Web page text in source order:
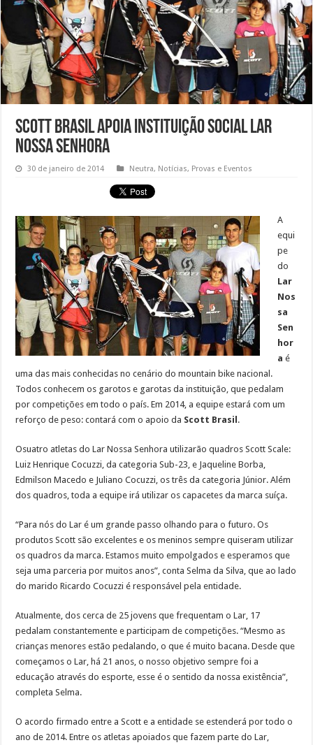
Scott Brasil apoia instituição social Lar
Nossa Senhora
30 de janeiro de 2014 Neutra, Notícias, Provas e Eventos
A
equi
pe
do
Lar
Nos
sa
Sen
hor
a é
uma das mais conhecidas no cenário do mountain bike nacional.
Todos conhecem os garotos e garotas da instituição, que pedalam
por competições em todo o país. Em 2014, a equipe estará com um
reforço de peso: contará com o apoio da Scott Brasil .
Osuatro atletas do Lar Nossa Senhora utilizarão quadros Scott Scale:
Luiz Henrique Cocuzzi, da categoria Sub-23, e Jaqueline Borba,
Edmilson Macedo e Juliano Cocuzzi, os três da categoria Júnior. Além
dos quadros, toda a equipe irá utilizar os capacetes da marca suíça.
“Para nós do Lar é um grande passo olhando para o futuro. Os
produtos Scott são excelentes e os meninos sempre quiseram utilizar
os quadros da marca. Estamos muito empolgados e esperamos que
seja uma parceria por muitos anos”, conta Selma da Silva, que ao lado
do marido Ricardo Cocuzzi é responsável pela entidade.
Atualmente, dos cerca de 25 jovens que frequentam o Lar, 17
pedalam constantemente e participam de competições. “Mesmo as
crianças menores estão pedalando, o que é muito bacana. Desde que
começamos o Lar, há 21 anos, o nosso objetivo sempre foi a
educação através do esporte, esse é o sentido da nossa existência”,
completa Selma.
O acordo firmado entre a Scott e a entidade se estenderá por todo o
ano de 2014. Entre os atletas apoiados que fazem parte do Lar,